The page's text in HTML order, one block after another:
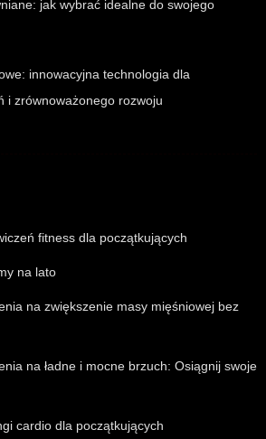
jak wybrać idealne do swojego
innowacyjna technologia dla
i zrównoważonego rozwoju
fitness dla początkujących
na lato
na zwiększenie masy mięśniowej bez
na ładne i mocne brzuch: Osiągnij swoje
cardio dla początkujących